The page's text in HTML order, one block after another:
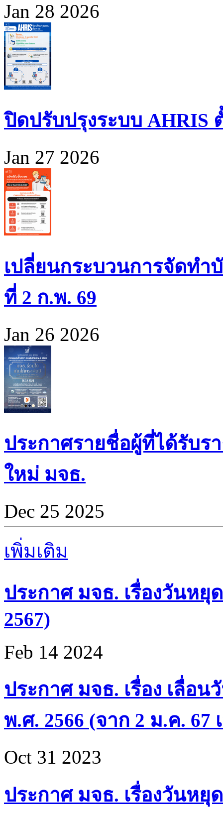
Jan 28 2026
ปิดปรับปรุงระบบ AHRIS
Jan 27 2026
เปลี่ยนกระบวนการจัดทำ
ที่ 2 ก.พ. 69
Jan 26 2026
ประกาศรายชื่อผู้ที่ได้รับ
ใหม่ มจธ.
Dec 25 2025
เพิ่มเติม
ประกาศ มจธ. เรื่องวันหยุ
2567)
Feb 14 2024
ประกาศ มจธ. เรื่อง เลื่อ
พ.ศ. 2566 (จาก 2 ม.ค. 67
Oct 31 2023
ประกาศ มจธ. เรื่องวันหยุ